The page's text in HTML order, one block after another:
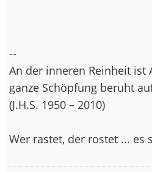
--
An der inneren Reinheit ist
ganze Schöpfung beruht
(J.H.S. 1950 – 2010)
Wer rastet, der rostet ... es